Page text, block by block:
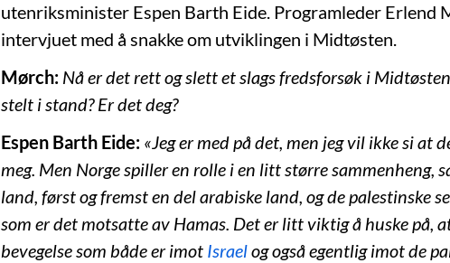
utenriksminister Espen Barth Eide. Programleder Erlend
intervjuet med å snakke om utviklingen i Midtøsten.
Mørch: Nå er det rett og slett et slags fredsforsøk i
stelt i stand? Er det deg?
Espen Barth Eide: «Jeg er med på det, men jeg vil ikke si at
meg. Men Norge spiller en rolle i en litt større sammenheng,
land, først og fremst en del arabiske land, og de palestinske
som er det motsatte av Hamas. Det er litt viktig å huske på,
bevegelse som både er imot Israelog også egentlig imot de